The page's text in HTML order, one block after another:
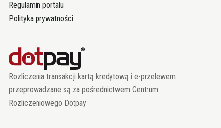
Regulamin portalu
Polityka prywatności
Rozliczenia transakcji kartą kredytową i e-przelewem
przeprowadzane są za pośrednictwem Centrum
Rozliczeniowego Dotpay